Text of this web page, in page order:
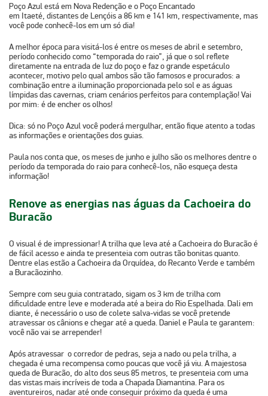
Poço Azul está em Nova Redençãoe o Poço Encantado
em Itaeté, distantes de Lençóis a86 km e 141 km, respectivamente, mas
você pode conhecê-los em um só dia!
A melhor época para visitá-los é entre os meses de abril e setembro,
período conhecido como “temporada do raio”, já que o sol reflete
diretamente na entrada de luz do poço e faz o grande espetáculo
acontecer, motivo pelo qual ambos são tão famosos e procurados: a
combinação entre a iluminação proporcionada pelo sol e as águas
límpidas das cavernas, criam cenários perfeitos para contemplação! Vai
por mim: é de encher os olhos!
Dica: só no Poço Azul você poderá mergulhar, então fique atento a todas
as informações e orientações dos guias.
Paula nos conta que, os meses de junho e julho são os melhores dentre o
período da temporada do raio para conhecê-los, não esqueça desta
informação!
Renove as energias nas águas da Cachoeira do
Buracão
O visual é de impressionar! A trilha que leva até a Cachoeira do Buracão é
de fácil acesso e ainda te presenteia com outras tão bonitas quanto.
Dentre elas estão aCachoeira da Orquídea, doRecanto Verdee também
aBuracãozinho.
Sempre com seu guia contratado, sigam os 3 km de trilha com
dificuldade entre leve e moderada até a beira do Rio Espelhada. Dali em
diante, é necessário o uso de colete salva-vidas se você pretende
atravessar os cânions e chegar até a queda. Daniel e Paula te garantem:
você não vai se arrepender!
Após atravessar o corredor de pedras, seja a nado ou pela trilha, a
chegada é uma recompensa como poucas que você já viu. A majestosa
queda de Buracão, do alto dos seus 85 metros, te presenteia com uma
das vistas mais incríveis de toda a Chapada Diamantina. Para os
aventureiros, nadar até onde conseguir próximo da queda é uma